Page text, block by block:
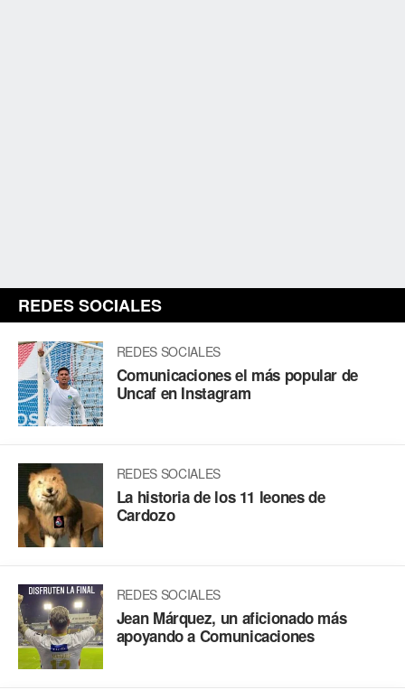
REDES SOCIALES
REDES SOCIALES
Comunicaciones el más popular de
Uncaf en Instagram
REDES SOCIALES
La historia de los 11 leones de
Cardozo
REDES SOCIALES
Jean Márquez, un aficionado más
apoyando a Comunicaciones